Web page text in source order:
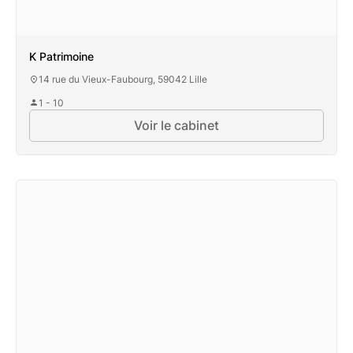
K Patrimoine
14 rue du Vieux-Faubourg, 59042 Lille
1 - 10
Voir le cabinet